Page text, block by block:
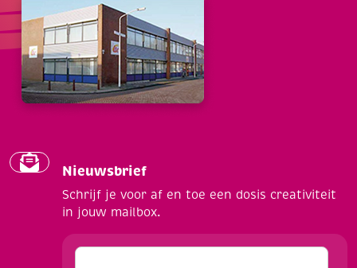
Nieuwsbrief
Schrijf je voor af en toe een dosis creativiteit
in jouw mailbox.